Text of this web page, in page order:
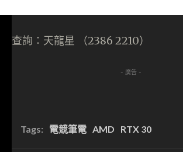
查詢：天龍星 （2386 2210）
- 廣告 -
Tags: 電競筆電 AMD RTX 30